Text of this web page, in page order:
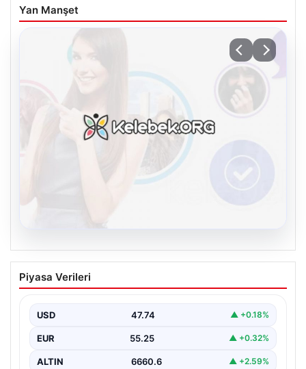
Yan Manşet
Kelebek sohbet platformu İle Çevrim içi
İletişimin Güvenli Adresi Ve Sohbet
Dijital ortamında kullanıcıların güvenli bir şekilde
birçok…
Piyasa Verileri
USD 47.74 ▲ +0.18%
EUR 55.25 ▲ +0.32%
ALTIN 6660.6 ▲ +2.59%